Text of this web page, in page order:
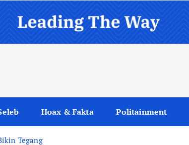
Hoax & Fakta Politainment
Tegang